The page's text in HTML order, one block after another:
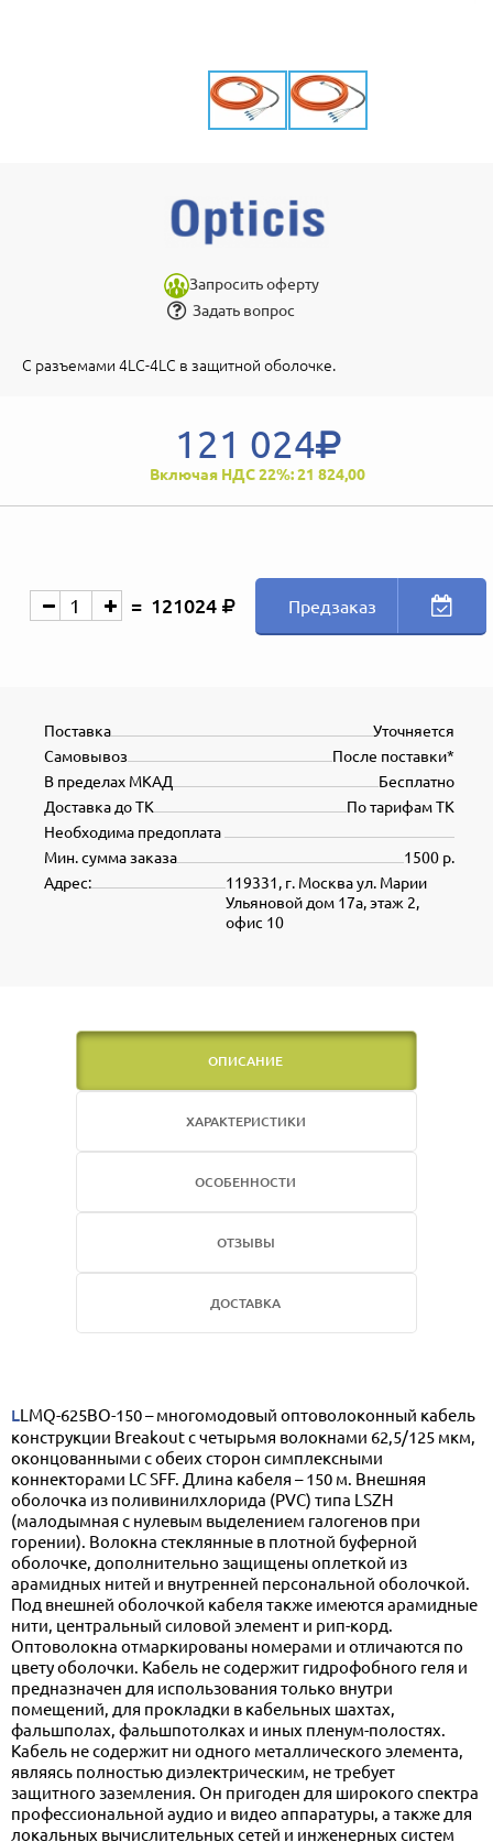
Запросить оферту
Задать вопрос
С разъемами 4LC-4LC в защитной оболочке.
121 024
Включая НДС 22%: 21 824,00
121024 Предзаказ
Уточняется
Поставка
После поставки*
Самовывоз
Бесплатно
В пределах МКАД
По тарифам ТК
Доставка до ТК
Необходима предоплата
1500 р.
Мин. сумма заказа
119331, г. Москва ул. Марии
Ульяновой дом 17а, этаж 2,
офис 10
Адрес:
ОПИСАНИЕ
ХАРАКТЕРИСТИКИ
ОСОБЕННОСТИ
ОТЗЫВЫ
ДОСТАВКА
LLMQ-625BO-150 – многомодовый оптоволоконный кабель
конструкции Breakout с четырьмя волокнами 62,5/125 мкм,
оконцованными с обеих сторон симплексными
коннекторами LC SFF. Длина кабеля – 150 м. Внешняя
оболочка из поливинилхлорида (PVC) типа LSZH
(малодымная с нулевым выделением галогенов при
горении). Волокна стеклянные в плотной буферной
оболочке, дополнительно защищены оплеткой из
арамидных нитей и внутренней персональной оболочкой.
Под внешней оболочкой кабеля также имеются арамидные
нити, центральный силовой элемент и рип-корд.
Оптоволокна отмаркированы номерами и отличаются по
цвету оболочки. Кабель не содержит гидрофобного геля и
предназначен для использования только внутри
помещений, для прокладки в кабельных шахтах,
фальшполах, фальшпотолках и иных пленум-полостях.
Кабель не содержит ни одного металлического элемента,
являясь полностью диэлектрическим, не требует
защитного заземления. Он пригоден для широкого спектра
профессиональной аудио и видео аппаратуры, а также для
локальных вычислительных сетей и инженерных систем